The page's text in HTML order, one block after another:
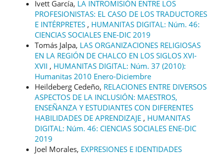
Ivett García, LA INTROMISIÓN ENTRE LOS
PROFESIONISTAS: EL CASO DE LOS TRADUCTORES
E INTÉRPRETES , HUMANITAS DIGITAL: Núm. 46:
CIENCIAS SOCIALES ENE-DIC 2019
Tomás Jalpa, LAS ORGANIZACIONES RELIGIOSAS
EN LA REGIÓN DE CHALCO EN LOS SIGLOS XVI-
XVII , HUMANITAS DIGITAL: Núm. 37 (2010):
Humanitas 2010 Enero-Diciembre
Heildeberg Cedeño, RELACIONES ENTRE DIVERSOS
ASPECTOS DE LA INCLUSIÓN: MAESTROS,
ENSEÑANZA Y ESTUDIANTES CON DIFERENTES
HABILIDADES DE APRENDIZAJE , HUMANITAS
DIGITAL: Núm. 46: CIENCIAS SOCIALES ENE-DIC
2019
Joel Morales, EXPRESIONES E IDENTIDADES